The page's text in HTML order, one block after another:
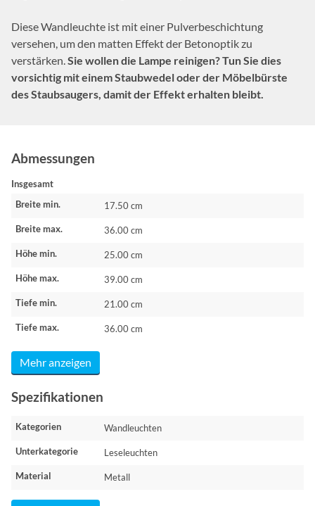
Diese Wandleuchte ist mit einer Pulverbeschichtung
versehen, um den matten Effekt der Betonoptik zu
verstärken.Sie wollen die Lampe reinigen? Tun Sie dies
vorsichtig mit einem Staubwedel oder der Möbelbürste
des Staubsaugers, damit der Effekt erhalten bleibt.
Abmessungen
Insgesamt
Breite min.
17.50 cm
Breite max. 36.00 cm
Höhe min. 25.00 cm
Höhe max. 39.00 cm
Tiefe min. 21.00 cm
Tiefe max. 36.00 cm
Mehr anzeigen
Spezifikationen
Kategorien Wandleuchten
Unterkategorie Leseleuchten
Material Metall